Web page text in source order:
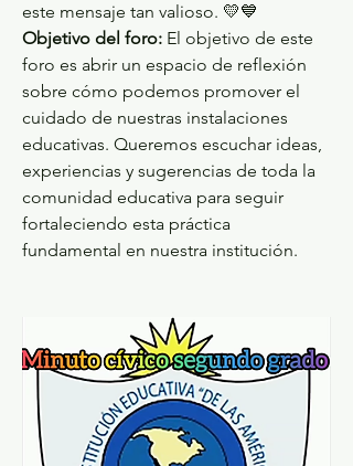
este mensaje tan valioso. 💛💙
Objetivo del foro: El objetivo de este
foro es abrir un espacio de reflexión
sobre cómo podemos promover el
cuidado de nuestras instalaciones
educativas. Queremos escuchar ideas,
experiencias y sugerencias de toda la
comunidad educativa para seguir
fortaleciendo esta práctica
fundamental en nuestra institución.